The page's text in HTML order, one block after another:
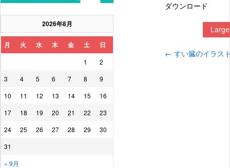
2026年8月
月 火 水 木 金 土 日
« 9月
1
2
3
4 5 6 7 8
9
10
11 12 13 14 15
16
17
18 19 20 21 22
23
24
25 26 27 28 29
30
31
ダウンロード
← すい臓のイラス